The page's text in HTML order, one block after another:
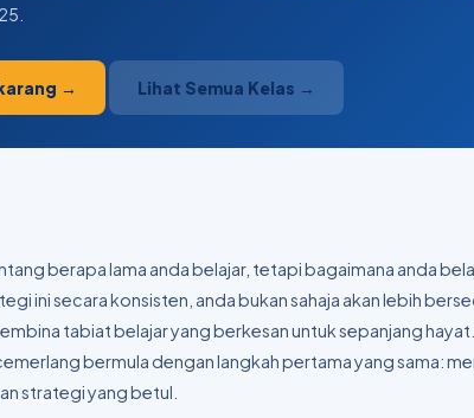
→ Lihat Semua Kelas →
berapa lama anda belajar, tetapi bagaimana anda
ini secara konsisten, anda bukan sahaja akan lebih
tabiat belajar yang berkesan untuk sepanjang
bermula dengan langkah pertama yang sama:
strategi yang betul.